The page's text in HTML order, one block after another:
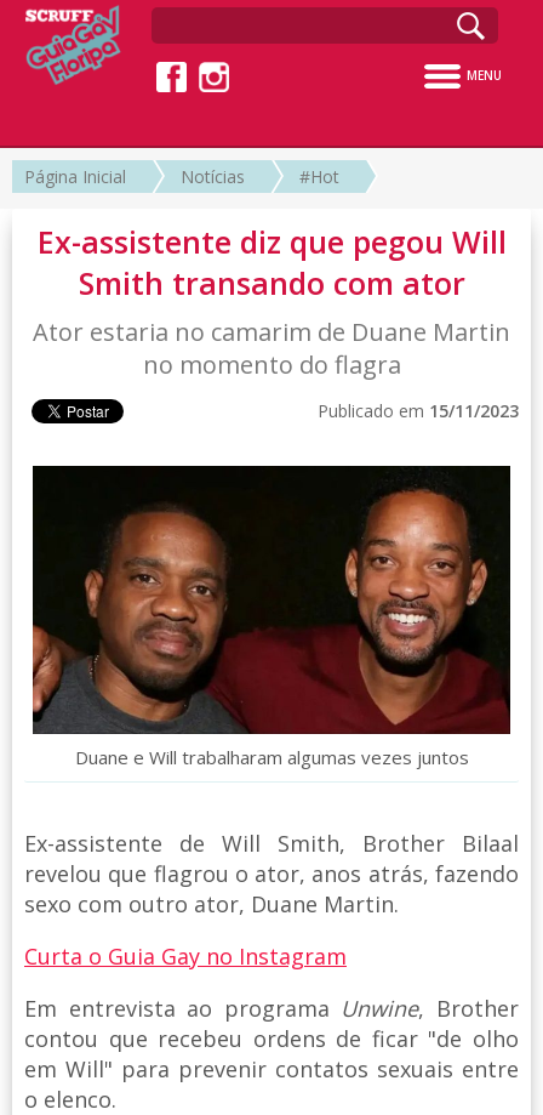
MENU
Página Inicial Notícias #Hot
Ex-assistente diz que pegou Will
Smith transando com ator
Ator estaria no camarim de Duane Martin
no momento do flagra
Publicado em 15/11/2023
Duane e Will trabalharam algumas vezes juntos
Ex-assistente de Will Smith, Brother Bilaal
revelou que flagrou o ator, anos atrás, fazendo
sexo com outro ator, Duane Martin.
Curta o Guia Gay no Instagram
Em entrevista ao programa Unwine, Brother
contou que recebeu ordens de ficar "de olho
em Will" para prevenir contatos sexuais entre
o elenco.